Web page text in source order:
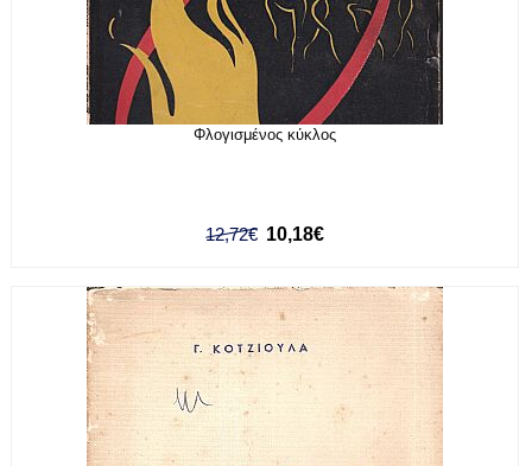
Φλογισμένος κύκλος
12,72€ 10,18€